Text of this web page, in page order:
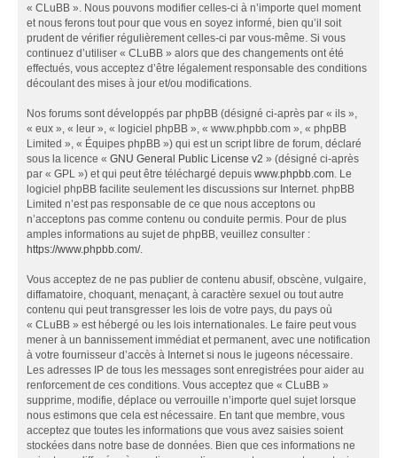
« CLuBB ». Nous pouvons modifier celles-ci à n’importe quel moment
et nous ferons tout pour que vous en soyez informé, bien qu’il soit
prudent de vérifier régulièrement celles-ci par vous-même. Si vous
continuez d’utiliser « CLuBB » alors que des changements ont été
effectués, vous acceptez d’être légalement responsable des conditions
découlant des mises à jour et/ou modifications.
Nos forums sont développés par phpBB (désigné ci-après par « ils »,
« eux », « leur », « logiciel phpBB », « www.phpbb.com », « phpBB
Limited », « Équipes phpBB ») qui est un script libre de forum, déclaré
sous la licence « GNU General Public License v2 » (désigné ci-après
par « GPL ») et qui peut être téléchargé depuis www.phpbb.com. Le
logiciel phpBB facilite seulement les discussions sur Internet. phpBB
Limited n’est pas responsable de ce que nous acceptons ou
n’acceptons pas comme contenu ou conduite permis. Pour de plus
amples informations au sujet de phpBB, veuillez consulter :
https://www.phpbb.com/.
Vous acceptez de ne pas publier de contenu abusif, obscène, vulgaire,
diffamatoire, choquant, menaçant, à caractère sexuel ou tout autre
contenu qui peut transgresser les lois de votre pays, du pays où
« CLuBB » est hébergé ou les lois internationales. Le faire peut vous
mener à un bannissement immédiat et permanent, avec une notification
à votre fournisseur d’accès à Internet si nous le jugeons nécessaire.
Les adresses IP de tous les messages sont enregistrées pour aider au
renforcement de ces conditions. Vous acceptez que « CLuBB »
supprime, modifie, déplace ou verrouille n’importe quel sujet lorsque
nous estimons que cela est nécessaire. En tant que membre, vous
acceptez que toutes les informations que vous avez saisies soient
stockées dans notre base de données. Bien que ces informations ne